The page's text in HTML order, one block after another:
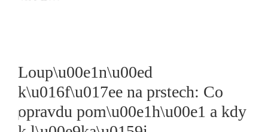
Loup\u00e1n\u00ed
k\u016f\u017ee na prstech: Co
opravdu pom\u00e1h\u00e1 a kdy